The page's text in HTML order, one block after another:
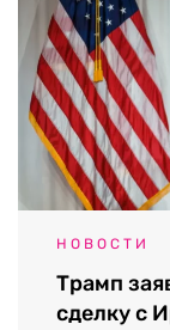
НОВОСТИ
Трамп
сделку с